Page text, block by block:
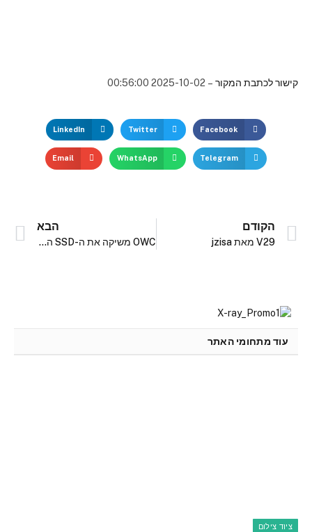
קישור לכתבת המקור – 2025-10-02 00:56:00
Facebook
Twitter
LinkedIn
Telegram
WhatsApp
Email
הקודם
V29 מאת jzisa
הבא
OWC משיקה את ה-SSD הנייד הראשון בעולם בנפח 8TB Thunderbolt 5
עוד מתחומי האתר
ציוד צילום